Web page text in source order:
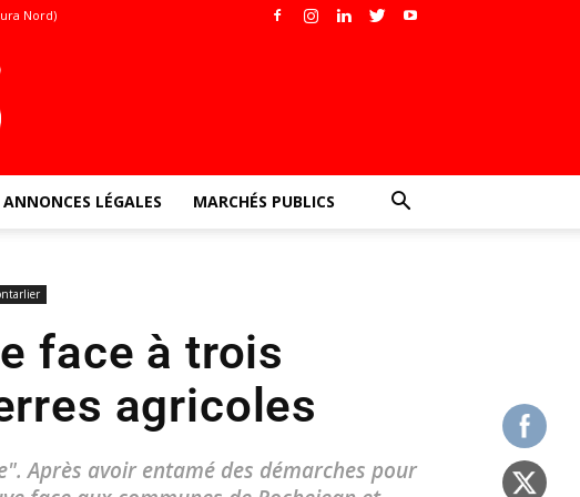
Nord)
ANNONCES LÉGALES MARCHÉS PUBLICS
face à trois
agricoles
Après avoir entamé des démarches pour